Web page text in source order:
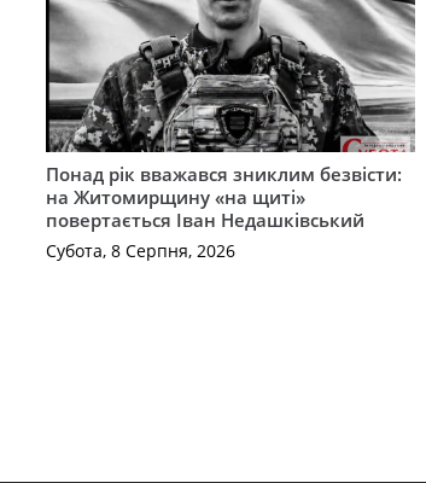
Понад рік вважався зниклим безвісти:
на Житомирщину «на щиті»
повертається Іван Недашківський
Субота, 8 Серпня, 2026